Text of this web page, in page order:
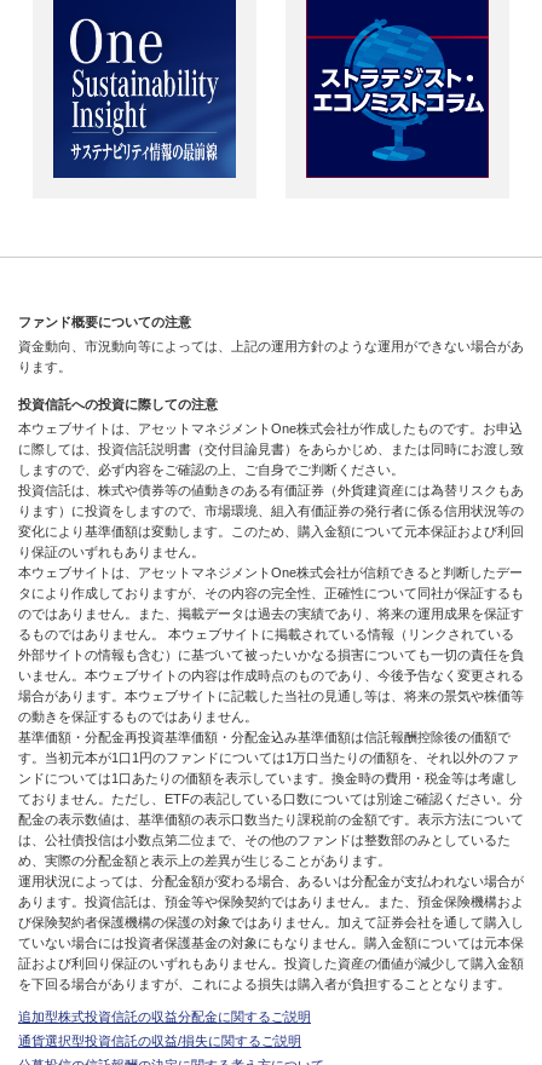
ファンド概要についての注意
資金動向、市況動向等によっては、上記の運用方針のような運用ができない場合があ
ります。
投資信託への投資に際しての注意
本ウェブサイトは、アセットマネジメントOne株式会社が作成したものです。お申込
に際しては、投資信託説明書（交付目論見書）をあらかじめ、または同時にお渡し致
しますので、必ず内容をご確認の上、ご自身でご判断ください。
投資信託は、株式や債券等の値動きのある有価証券（外貨建資産には為替リスクもあ
ります）に投資をしますので、市場環境、組入有価証券の発行者に係る信用状況等の
変化により基準価額は変動します。このため、購入金額について元本保証および利回
り保証のいずれもありません。
本ウェブサイトは、アセットマネジメントOne株式会社が信頼できると判断したデー
タにより作成しておりますが、その内容の完全性、正確性について同社が保証するも
のではありません。また、掲載データは過去の実績であり、将来の運用成果を保証す
るものではありません。 本ウェブサイトに掲載されている情報（リンクされている
外部サイトの情報も含む）に基づいて被ったいかなる損害についても一切の責任を負
いません。本ウェブサイトの内容は作成時点のものであり、今後予告なく変更される
場合があります。本ウェブサイトに記載した当社の見通し等は、将来の景気や株価等
の動きを保証するものではありません。
基準価額・分配金再投資基準価額・分配金込み基準価額は信託報酬控除後の価額で
す。当初元本が1口1円のファンドについては1万口当たりの価額を、それ以外のファ
ンドについては1口あたりの価額を表示しています。換金時の費用・税金等は考慮し
ておりません。ただし、ETFの表記している口数については別途ご確認ください。分
配金の表示数値は、基準価額の表示口数当たり課税前の金額です。表示方法について
は、公社債投信は小数点第二位まで、その他のファンドは整数部のみとしているた
め、実際の分配金額と表示上の差異が生じることがあります。
運用状況によっては、分配金額が変わる場合、あるいは分配金が支払われない場合が
あります。投資信託は、預金等や保険契約ではありません。また、預金保険機構およ
び保険契約者保護機構の保護の対象ではありません。加えて証券会社を通して購入し
ていない場合には投資者保護基金の対象にもなりません。購入金額については元本保
証および利回り保証のいずれもありません。投資した資産の価値が減少して購入金額
を下回る場合がありますが、これによる損失は購入者が負担することとなります。
追加型株式投資信託の収益分配金に関するご説明
通貨選択型投資信託の収益/損失に関するご説明